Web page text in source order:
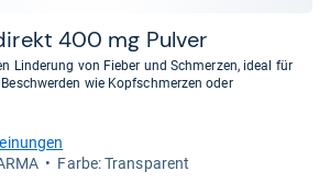
und
400 mg Pul­ver
Linderung von Fieber und Schmerzen, ideal für
wie Kopfschmerzen oder
Farbe: Transparent